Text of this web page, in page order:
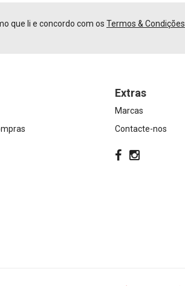
que li e concordo com os Termos & Condições
Extras
Marcas
Contacte-nos